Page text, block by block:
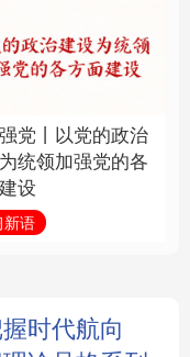
体育
政务
溯源中国
党丨以党的政治
统领加强党的各
设
新语
时代航向